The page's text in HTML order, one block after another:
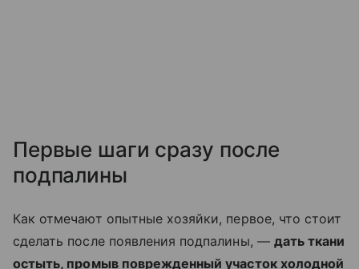
Первые шаги сразу после
подпалины
Как отмечают опытные хозяйки, первое, что стоит
сделать после появления подпалины, — дать ткани
остыть, промыв поврежденный участок холодной